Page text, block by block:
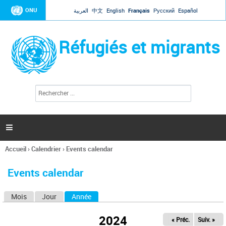
Jump to navigation
ONU العربية 中文 English Français Русский Español
Réfugiés et migrants
l
c
h
e

Vous
ici
Accueil›Calendrier› Events calendar
Events calendar
Mois Jour Année
2024 « Préc. Suiv. »